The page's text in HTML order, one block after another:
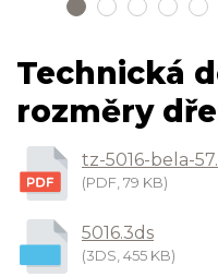
Technická
rozměry
tz-5016-bela-
(PDF, 79 KB)
5016.3ds
(3DS, 455 KB)